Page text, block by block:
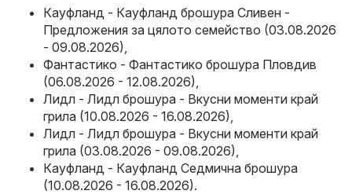
Кауфланд - Кауфланд брошура Сливен -
Предложения за цялото семейство (03.08.2026
- 09.08.2026)
Фантастико - Фантастико брошура Пловдив
(06.08.2026 - 12.08.2026)
Лидл - Лидл брошура - Вкусни моменти край
грила (10.08.2026 - 16.08.2026)
Лидл - Лидл брошура - Вкусни моменти край
грила (03.08.2026 - 09.08.2026)
Кауфланд - Кауфланд Седмична брошура
(10.08.2026 - 16.08.2026).